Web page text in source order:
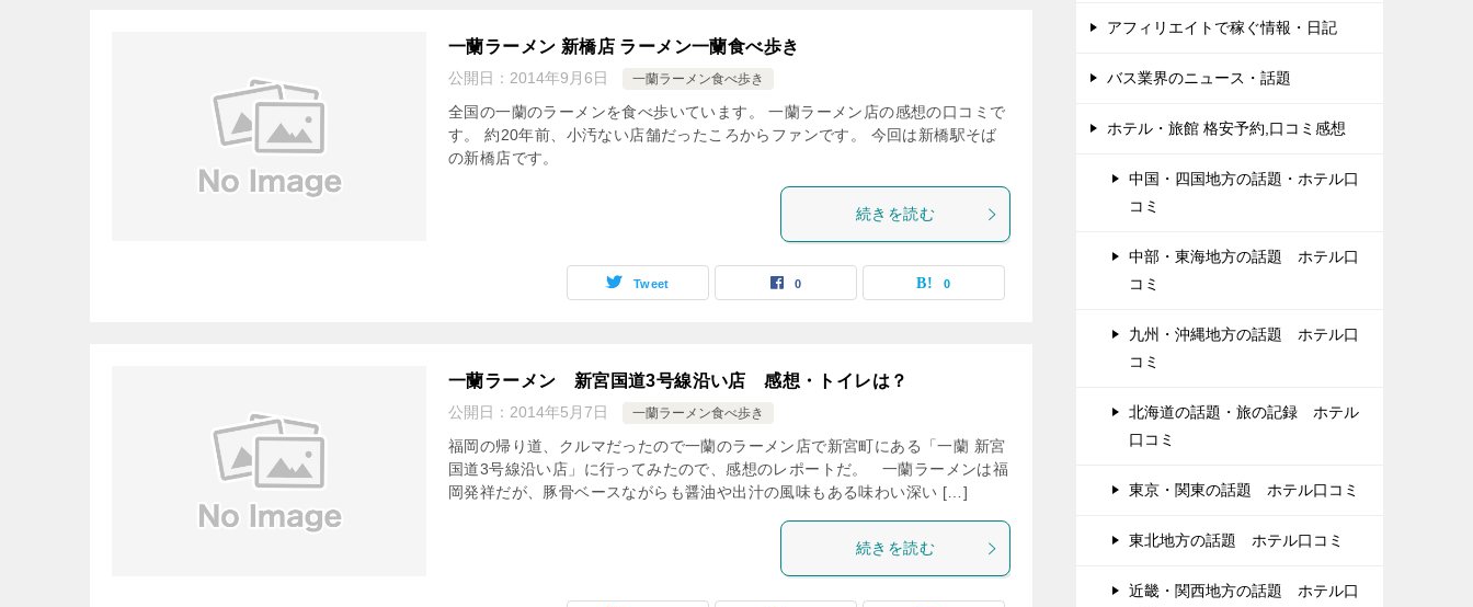
一蘭ラーメン 新橋店 ラーメン一蘭食べ歩き
公開日： 2014年9月6日 一蘭ラーメン食べ歩き
全国の一蘭のラーメンを食べ歩いています。 一蘭ラーメン店の感想の口コミで
す。 約20年前、小汚ない店舗だったころからファンです。 今回は新橋駅そば
の新橋店です。
続きを読む
Tweet 0 0
一蘭ラーメン 新宮国道3号線沿い店 感想・トイレは？
公開日： 2014年5月7日 一蘭ラーメン食べ歩き
福岡の帰り道、クルマだったので一蘭のラーメン店で新宮町にある「一蘭 新宮
国道3号線沿い店」に行ってみたので、感想のレポートだ。 一蘭ラーメンは福
岡発祥だが、豚骨ベースながらも醤油や出汁の風味もある味わい深い […]
続きを読む
アフィリエイトで稼ぐ情報・日記
バス業界のニュース・話題
ホテル・旅館 格安予約,口コミ感想
中国・四国地方の話題・ホテル口
コミ
中部・東海地方の話題 ホテル口
コミ
九州・沖縄地方の話題 ホテル口
コミ
北海道の話題・旅の記録 ホテル
口コミ
東京・関東の話題 ホテル口コミ
東北地方の話題 ホテル口コミ
近畿・関西地方の話題 ホテル口